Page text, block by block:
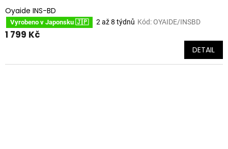
Oyaide INS-BD
Vyrobeno v Japonsku 🇯🇵 2 až 8 týdnů Kód: OYAIDE/INSBD
1 799 Kč
DETAIL